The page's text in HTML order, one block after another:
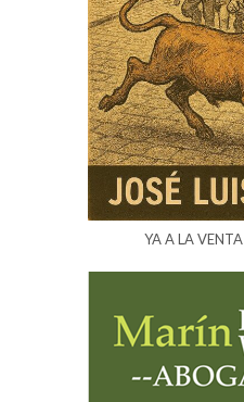
YA A LA VENTA